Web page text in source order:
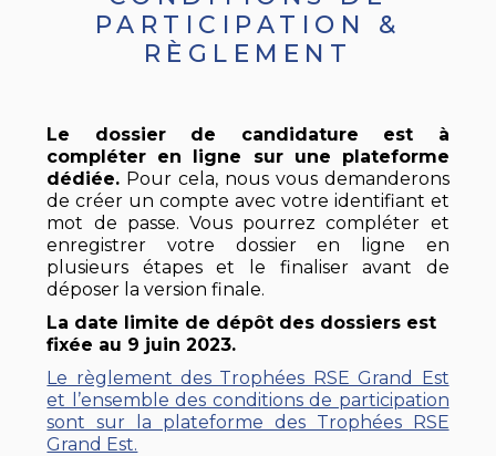
PARTICIPATION &
RÈGLEMENT
Le dossier de candidature est à
compléter en ligne sur une plateforme
dédiée. Pour cela, nous vous demanderons
de créer un compte avec votre identifiant et
mot de passe. Vous pourrez compléter et
enregistrer votre dossier en ligne en
plusieurs étapes et le finaliser avant de
déposer la version finale.
La date limite de dépôt des dossiers est
fixée au 9 juin 2023.
Le règlement des Trophées RSE Grand Est
et l’ensemble des conditions de participation
sont sur la plateforme des Trophées RSE
Grand Est.